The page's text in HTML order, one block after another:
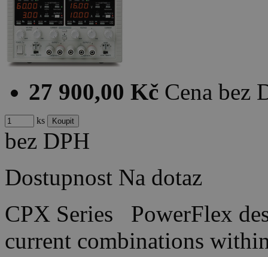
27 900,00 Kč Cena bez
ks
bez DPH
Dostupnost Na dotaz
CPX Series PowerFlex
current combinations